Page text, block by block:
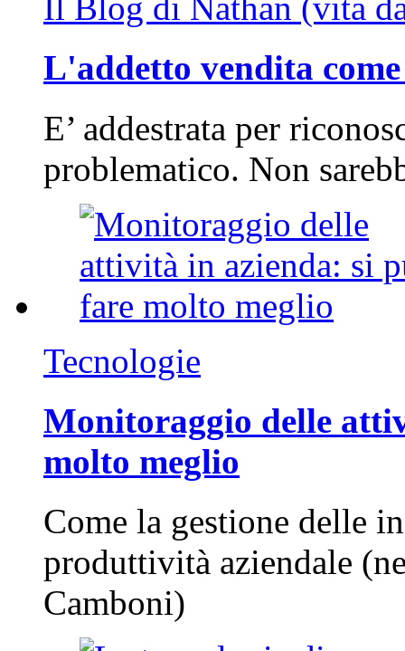
L'addetto vendita
E’ addestrata per
problematico. Non
Tecnologie
Monitoraggio delle
molto meglio
Come la gestione delle
produttività aziendale
Camboni)